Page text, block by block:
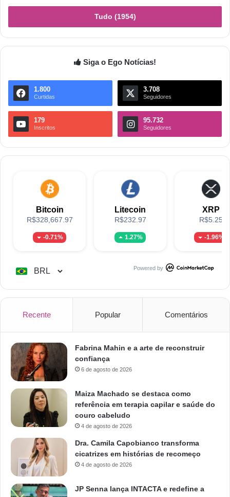
Tudo (1954)
Siga o Ego Notícias!
1.800
Curtidas
3.708
Seguidores
179
Inscritos
95.732
Seguidores
Bitcoin
R$328,667.97
-0.71%
Litecoin
R$232.97
1.27%
XRP
R$5.25
-1.96%
Powered by
Recente Popular Comentários
Fabrina Mahin e a arte de reconstruir
confiança
6 de agosto de 2026
Maiza Machado se destaca como
referência em terapia capilar e saúde do
couro cabeludo
4 de agosto de 2026
Dra. Camila Capobianco transforma
cicatrizes em histórias de recomeço
4 de agosto de 2026
JP Senna lança INTACTA e redefine a